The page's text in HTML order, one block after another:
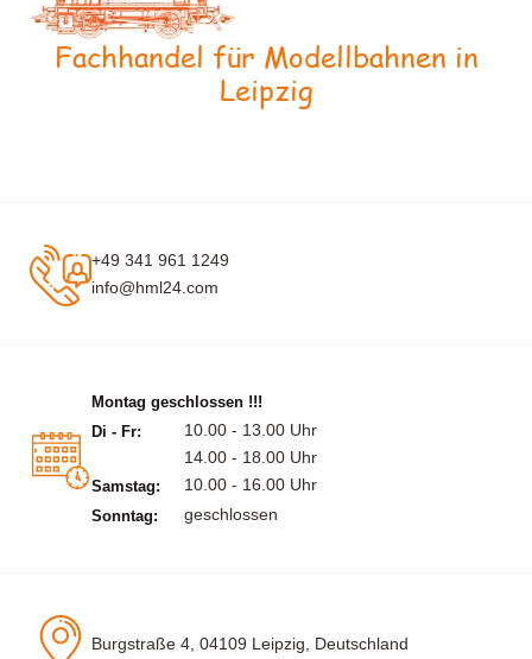
Fachhandel für Modellbahnen in
Leipzig
+49 341 961 1249
info@hml24.com
Montag geschlossen !!!
Di - Fr:
10.00 - 13.00 Uhr
14.00 - 18.00 Uhr
Samstag: 10.00 - 16.00 Uhr
Sonntag: geschlossen
Burgstraße 4, 04109 Leipzig, Deutschland